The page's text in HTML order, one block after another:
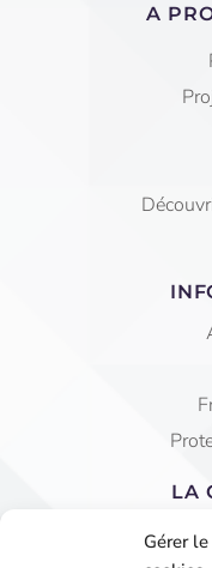
Gérer
A
LA